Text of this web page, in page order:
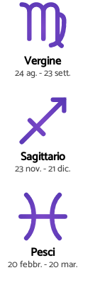
Vergine
24 ag. - 23 sett.
Sagittario
23 nov. - 21 dic.
Pesci
20 febbr. - 20 mar.